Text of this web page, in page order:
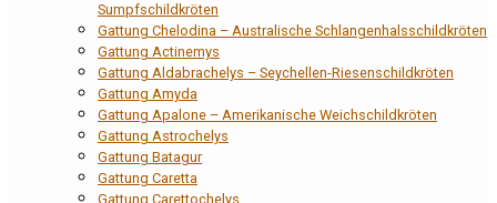
Sumpfschildkröten
Gattung Chelodina – Australische Schlangenhalsschildkröten
Gattung Actinemys
Gattung Aldabrachelys – Seychellen-Riesenschildkröten
Gattung Amyda
Gattung Apalone – Amerikanische Weichschildkröten
Gattung Astrochelys
Gattung Batagur
Gattung Caretta
Gattung Carettochelys